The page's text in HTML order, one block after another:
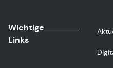
Wichtige
Links